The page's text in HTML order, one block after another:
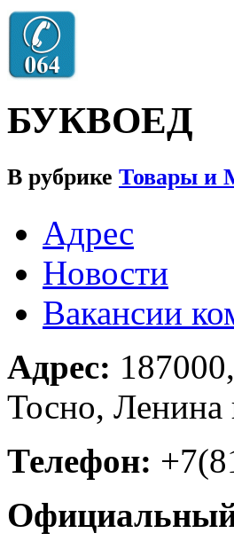
БУКВОЕД
В рубрике Товары и
Адрес
Новости
Вакансии
Адрес:
Тосно, Ленина
Телефон: